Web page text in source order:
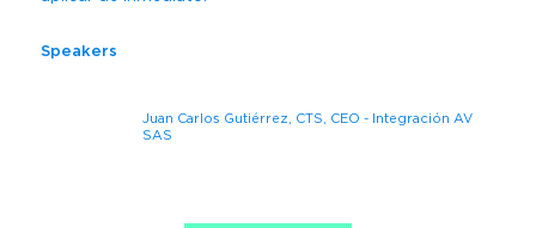
Speakers
Juan Carlos Gutiérrez, CTS, CEO - Integración AV
SAS